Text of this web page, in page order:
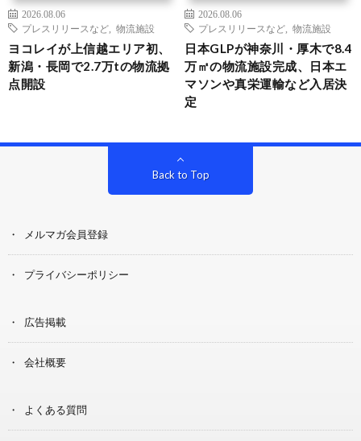
2026.08.06
プレスリリースなど
物流施設
ヨコレイが上信越エリア初、
新潟・長岡で2.7万tの物流拠
点開設
2026.08.06
プレスリリースなど
物流施設
日本GLPが神奈川・厚木で8.4
万㎡の物流施設完成、日本エ
マソンや真栄運輸など入居決
定
Back to Top
メルマガ会員登録
プライバシーポリシー
広告掲載
会社概要
よくある質問